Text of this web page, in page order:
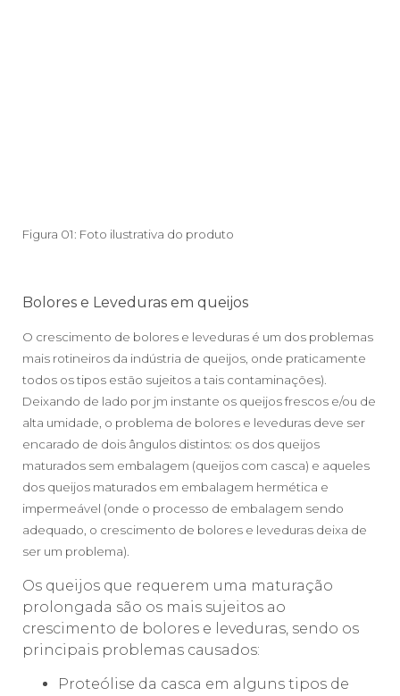
Figura 01: Foto ilustrativa do produto
Bolores e Leveduras em queijos
O crescimento de bolores e leveduras é um dos problemas
mais rotineiros da indústria de queijos, onde praticamente
todos os tipos estão sujeitos a tais contaminações).
Deixando de lado por jm instante os queijos frescos e/ou de
alta umidade, o problema de bolores e leveduras deve ser
encarado de dois ângulos distintos: os dos queijos
maturados sem embalagem (queijos com casca) e aqueles
dos queijos maturados em embalagem hermética e
impermeável (onde o processo de embalagem sendo
adequado, o crescimento de bolores e leveduras deixa de
ser um problema).
Os queijos que requerem uma maturação
prolongada são os mais sujeitos ao
crescimento de bolores e leveduras, sendo os
principais problemas causados:
Proteólise da casca em alguns tipos de